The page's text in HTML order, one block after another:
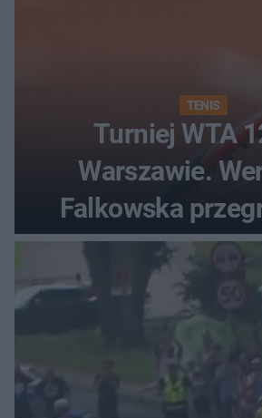
TENIS
Turniej WTA
Warszawie.
Falkowska
zaciętym